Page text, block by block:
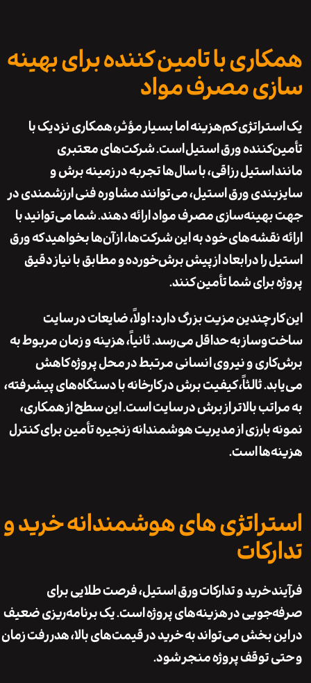
با تامین کننده برای بهینه
مصرف مواد
کم‌هزینه اما بسیار مؤثر،همکاری نزدیک با
ورق استیلاست. شرکت‌های معتبری
استیل رزاقی، با سال‌ها تجربه در زمینه برش و
ورق استیل، می‌توانند مشاوره فنی ارزشمندی در
مصرف مواد ارائه دهند. شما می‌توانید با
نقشه‌های خود به این شرکت‌ها، از آن‌ها بخواهید که ورق
را درابعاد از پیش برش‌خوردهو مطابق با نیاز دقیق
برای شما تأمین کنند.
چندین مزیت بزرگ دارد: اولاً، ضایعات در سایت
به حداقل می‌رسد. ثانیاً، هزینه و زمان مربوط به
و نیروی انسانی مرتبط در محل پروژه کاهش
ثالثاً، کیفیت برش در کارخانه با دستگاه‌های پیشرفته،
بالاتر از برش در سایت است. این سطح از همکاری،
بارزی از مدیریت هوشمندانه زنجیره تأمین برای کنترل
است.
های هوشمندانه خرید و
خرید و تدارکاتورق استیل، فرصت طلایی برای
در هزینه‌های پروژه است. یک برنامه‌ریزی ضعیف
بخش می‌تواند به خرید در قیمت‌های بالا، هدررفت زمان
توقف پروژه منجر شود.